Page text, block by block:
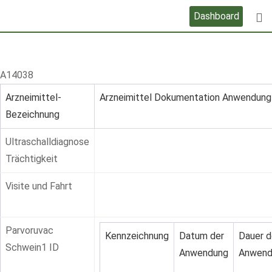
Dashboard
A14038
Arzneimittel-
Bezeichnung
Arzneimittel Dokumentation Anwendung
Ultraschalldiagnose
Trächtigkeit
Visite und Fahrt
Parvoruvac
Schwein1 ID
Kennzeichnung
Datum der
Anwendung
Dauer